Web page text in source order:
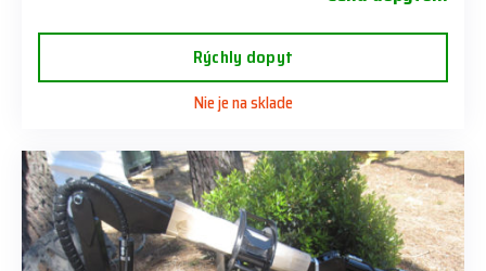
Rýchly dopyt
Nie je na sklade